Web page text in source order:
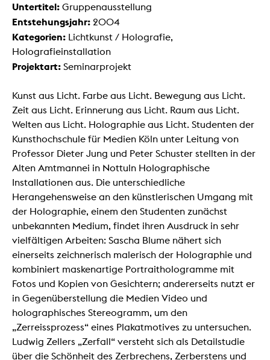
Untertitel: Gruppenausstellung
Entstehungsjahr: 2004
Kategorien: Lichtkunst / Holografie,
Holografieinstallation
Projektart: Seminarprojekt
Kunst aus Licht. Farbe aus Licht. Bewegung aus Licht.
Zeit aus Licht. Erinnerung aus Licht. Raum aus Licht.
Welten aus Licht. Holographie aus Licht. Studenten der
Kunsthochschule für Medien Köln unter Leitung von
Professor Dieter Jung und Peter Schuster stellten in der
Alten Amtmannei in Nottuln Holographische
Installationen aus. Die unterschiedliche
Herangehensweise an den künstlerischen Umgang mit
der Holographie, einem den Studenten zunächst
unbekannten Medium, findet ihren Ausdruck in sehr
vielfältigen Arbeiten: Sascha Blume nähert sich
einerseits zeichnerisch malerisch der Holographie und
kombiniert maskenartige Portraithologramme mit
Fotos und Kopien von Gesichtern; andererseits nutzt er
in Gegenüberstellung die Medien Video und
holographisches Stereogramm, um den
„Zerreissprozess“ eines Plakatmotives zu untersuchen.
Ludwig Zellers „Zerfall“ versteht sich als Detailstudie
über die Schönheit des Zerbrechens, Zerberstens und